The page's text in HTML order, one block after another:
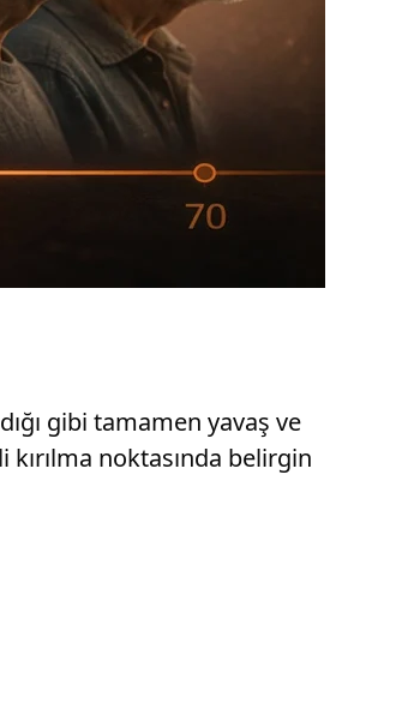
gibi tamamen yavaş ve
noktasında belirgin